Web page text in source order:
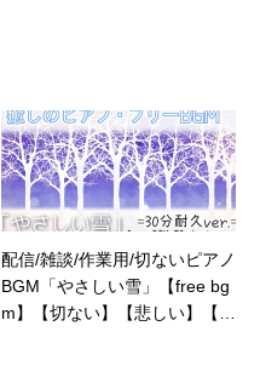
配信/雑談/作業用/切ないピアノ
BGM「やさしい雪」【free bg
m】【切ない】【悲しい】【綺